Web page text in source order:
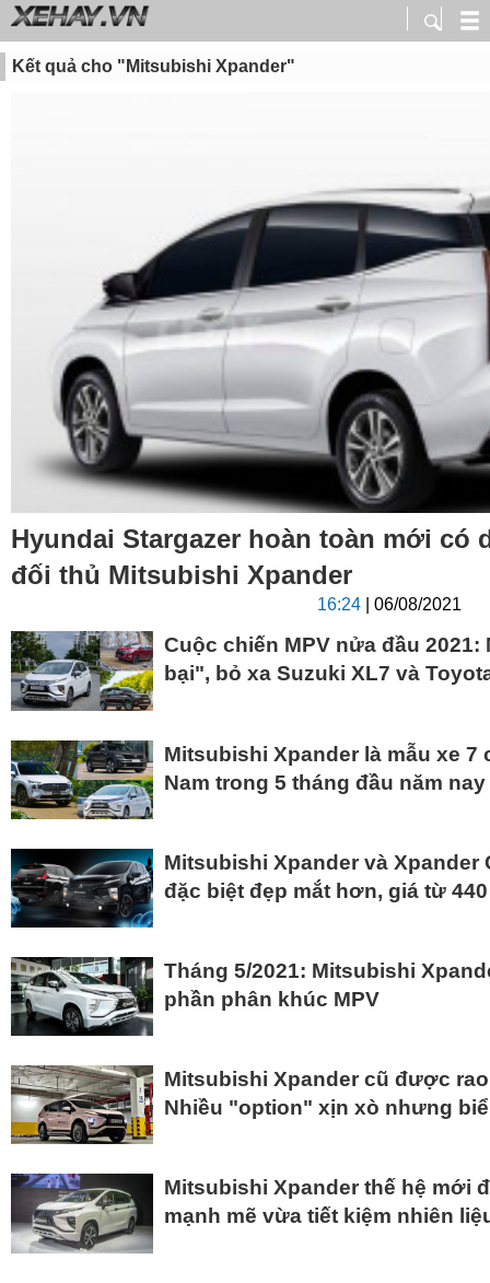
Kết quả cho "Mitsubishi Xpander"
Hyundai Stargazer hoàn toàn mới có
đối thủ Mitsubishi Xpander
16:24 | 06/08/2021
Cuộc chiến MPV nửa đầu
bại", bỏ xa Suzuki XL7 và
Mitsubishi Xpander là mẫu xe 7
Nam trong 5 tháng đầu năm nay
Mitsubishi Xpander và Xpander
đặc biệt đẹp mắt hơn, giá từ
Tháng 5/2021: Mitsubishi
phần phân khúc MPV
Mitsubishi Xpander cũ được
Nhiều "option" xịn xò nhưng
Mitsubishi Xpander thế hệ mới
mạnh mẽ vừa tiết kiệm nhiên